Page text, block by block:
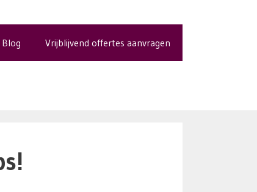
Blog Vrijblijvend offertes aanvragen